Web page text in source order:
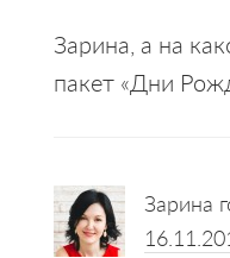
Зарина, а на
пакет «Дни
Зарина